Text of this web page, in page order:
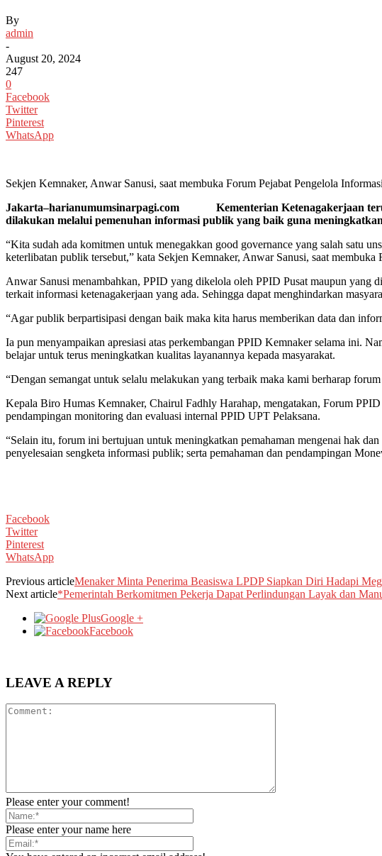
By
admin
-
August 20, 2024
247
0
Facebook
Twitter
Pinterest
WhatsApp
Sekjen Kemnaker, Anwar Sanusi, saat membuka Forum Pejabat Pengelola
Jakarta–harianumumsinarpagi.com Kementerian Ketenagakerjaan terus
dilakukan melalui pemenuhan informasi publik yang baik guna
“Kita sudah ada komitmen untuk menegakkan good governance yang salah satu
keterlibatan publik tersebut,” kata Sekjen Kemnaker, Anwar Sanusi, saat
Anwar Sanusi menambahkan, PPID yang dikelola oleh PPID Pusat maupun yang
terkait informasi ketenagakerjaan yang ada. Sehingga dapat menghindarkan
“Agar publik berpartisipasi dengan baik maka kita harus memberikan data dan
Ia pun menyampaikan apresiasi atas perkembangan PPID Kemnaker selama ini.
belajar untuk terus meningkatkan kualitas layanannya kepada masyarakat.
“Dengan semangat untuk selalu melakukan yang terbaik maka kami berharap
Kepala Biro Humas Kemnaker, Chairul Fadhly Harahap, mengatakan, Forum
pendampingan monitoring dan evaluasi internal PPID UPT Pelaksana.
“Selain itu, forum ini bertujuan untuk meningkatkan pemahaman mengenai hak
penyelesaian sengketa informasi publik; serta pemahaman dan pendampingan
Facebook
Twitter
Pinterest
WhatsApp
Previous articleMenaker Minta Penerima Beasiswa LPDP Siapkan Diri Hadapi
Next article*Pemerintah Berkomitmen Pekerja Dapat Perlindungan Layak dan
Google +
Facebook
LEAVE A REPLY
Please enter your comment!
Please enter your name here